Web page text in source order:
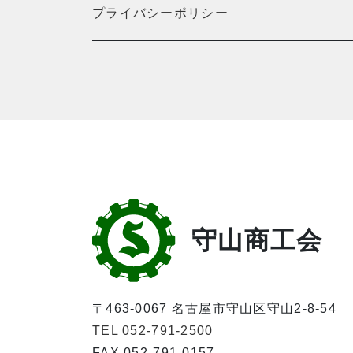
プライバシーポリシー
守山商工会
〒463-0067 名古屋市守山区守山2-8-54
TEL 052-791-2500